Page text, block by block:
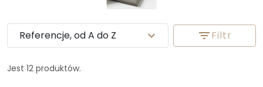
Jest 12 produktów.
Referencje, od A do Z expand_more filter_listFiltr